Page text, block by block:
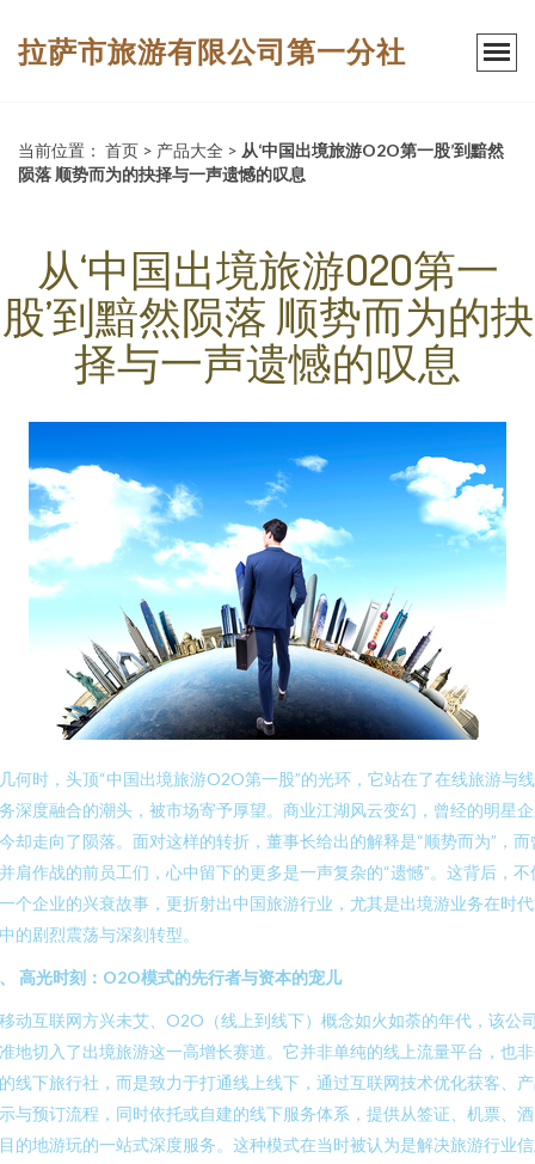
拉萨市旅游有限公司第一分社
当前位置： 首页 > 产品大全 > 从‘中国出境旅游O2O第一股’到黯然
陨落 顺势而为的抉择与一声遗憾的叹息
从‘中国出境旅游O2O第一
股’到黯然陨落 顺势而为的抉
择与一声遗憾的叹息
何时，头顶“中国出境旅游O2O第一股”的光环，它站在了在线旅游与
深度融合的潮头，被市场寄予厚望。商业江湖风云变幻，曾经的明星
却走向了陨落。面对这样的转折，董事长给出的解释是“顺势而为”，而
肩作战的前员工们，心中留下的更多是一声复杂的“遗憾”。这背后，不
个企业的兴衰故事，更折射出中国旅游行业，尤其是出境游业务在时
的剧烈震荡与深刻转型。
高光时刻：O2O模式的先行者与资本的宠儿
动互联网方兴未艾、O2O（线上到线下）概念如火如荼的年代，该公
地切入了出境旅游这一高增长赛道。它并非单纯的线上流量平台，也
线下旅行社，而是致力于打通线上线下，通过互联网技术优化获客、
与预订流程，同时依托或自建的线下服务体系，提供从签证、机票、
的地游玩的一站式深度服务。这种模式在当时被认为是解决旅游行业